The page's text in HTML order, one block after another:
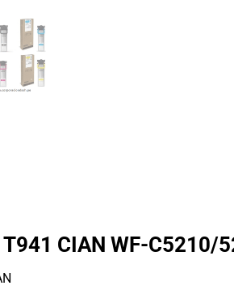
T941 CIAN WF-